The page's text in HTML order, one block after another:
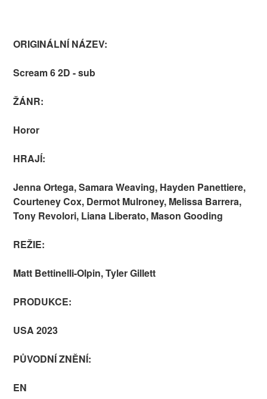
ORIGINÁLNÍ NÁZEV:
Scream 6 2D - sub
ŽÁNR:
Horor
HRAJÍ:
Jenna Ortega, Samara Weaving, Hayden Panettiere,
Courteney Cox, Dermot Mulroney, Melissa Barrera,
Tony Revolori, Liana Liberato, Mason Gooding
REŽIE:
Matt Bettinelli-Olpin, Tyler Gillett
PRODUKCE:
USA 2023
PŮVODNÍ ZNĚNÍ:
EN